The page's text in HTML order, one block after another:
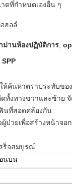
ดที่กำหนดเองอื่น ๆ
ฮอล์
ม่านห้องปฏิบัติการ
ห้ค้นหาตราประทับขอ
ทั้งทางขวาและซ้าย
นที่สอดคล้องกัน
ป่วยเพื่อสร้างหน้าจอ
ร็จสมบูรณ์
นบน